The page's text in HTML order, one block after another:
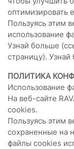
оптимизировать
Пользуясь этим
использование
Узнай больше
страницу). Узнай
ПОЛИТИКА
Использование
На веб-сайте
cookies.
Пользуясь этим
сохраненные на
файлы cookies